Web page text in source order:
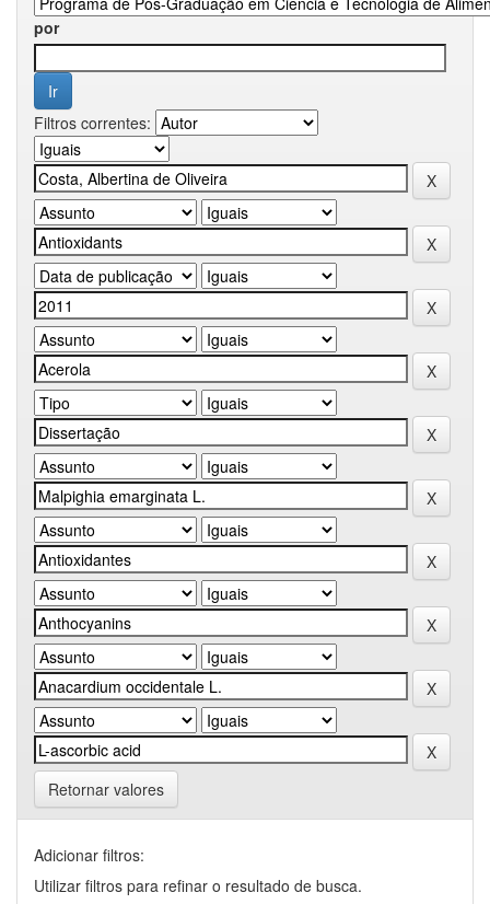
por
Filtros correntes:
Retornar valores
Adicionar filtros:
Utilizar filtros para refinar o resultado de busca.